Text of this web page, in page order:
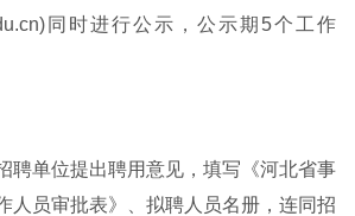
同时进行公示，公示期5个工作
聘单位提出聘用意见，填写《河北省事
人员审批表》、拟聘人员名册，连同招